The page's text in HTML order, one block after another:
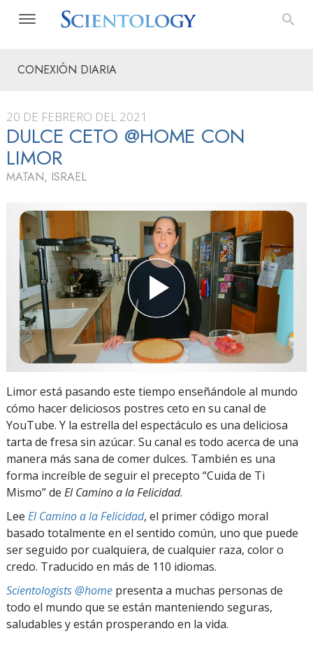
CONEXIÓN DIARIA
20 DE FEBRERO DEL 2021
DULCE CETO @HOME CON
LIMOR
MATAN, ISRAEL
Limor está pasando este tiempo enseñándole al mundo
cómo hacer deliciosos postres ceto en su canal de
YouTube. Y la estrella del espectáculo es una deliciosa
tarta de fresa sin azúcar. Su canal es todo acerca de una
manera más sana de comer dulces. También es una
forma increíble de seguir el precepto “Cuida de Ti
Mismo” de El Camino a la Felicidad.
Lee El Camino a la Felicidad, el primer código moral
basado totalmente en el sentido común, uno que puede
ser seguido por cualquiera, de cualquier raza, color o
credo. Traducido en más de 110 idiomas.
Scientologists @home presenta a muchas personas de
todo el mundo que se están manteniendo seguras,
saludables y están prosperando en la vida.